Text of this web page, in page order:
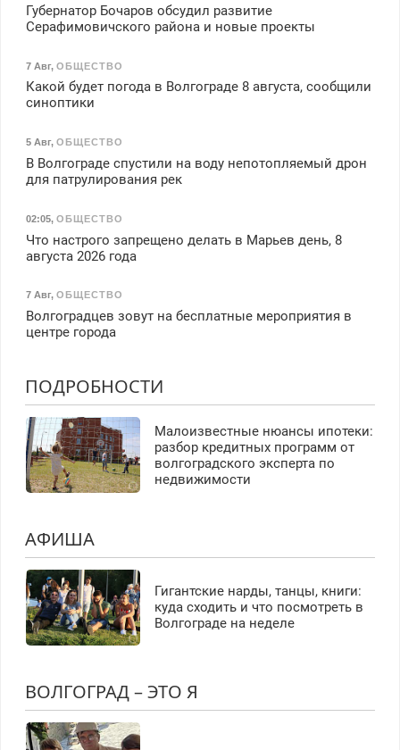
Губернатор Бочаров обсудил развитие
Серафимовичского района и новые проекты
7 Авг, ОБЩЕСТВО
Какой будет погода в Волгограде 8 августа, сообщили
синоптики
5 Авг, ОБЩЕСТВО
В Волгограде спустили на воду непотопляемый дрон
для патрулирования рек
02:05, ОБЩЕСТВО
Что настрого запрещено делать в Марьев день, 8
августа 2026 года
7 Авг, ОБЩЕСТВО
Волгоградцев зовут на бесплатные мероприятия в
центре города
ПОДРОБНОСТИ
Малоизвестные нюансы ипотеки:
разбор кредитных программ от
волгоградского эксперта по
недвижимости
АФИША
Гигантские нарды, танцы, книги:
куда сходить и что посмотреть в
Волгограде на неделе
ВОЛГОГРАД – ЭТО Я